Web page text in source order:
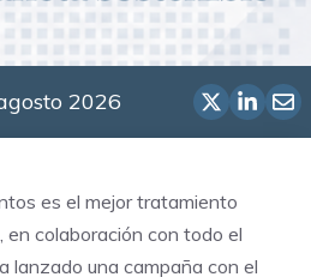
2026
es el mejor tratamiento
, en colaboración con todo el
lanzado una campaña con el